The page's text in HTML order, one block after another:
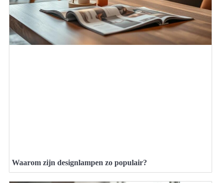
Waarom zijn designlampen zo populair?